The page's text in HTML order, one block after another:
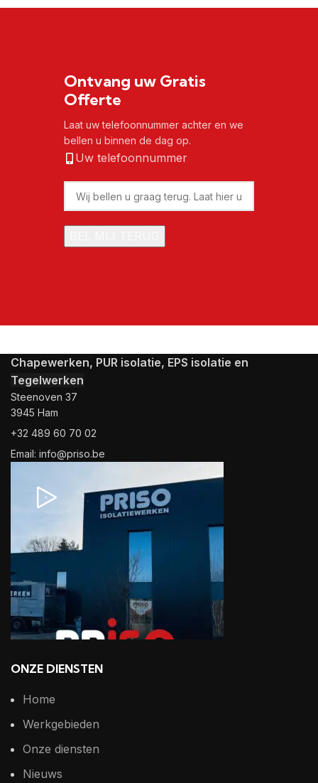
Ontvang uw Gratis
Offerte
Laat uw telefoonnummer achter en we
bellen u binnen de dag op.
Uw telefoonnummer
Chapewerken, PUR isolatie, EPS isolatie en
Tegelwerken
Steenoven 37
3945 Ham
+32 489 60 70 02
Email: info@priso.be
ONZE DIENSTEN
Home
Werkgebieden
Onze diensten
Nieuws